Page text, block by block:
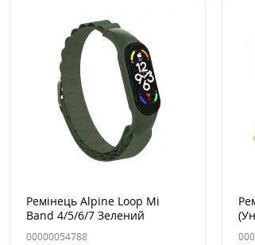
Ремінець Alpine Loop Mi
Band 4/5/6/7 Зелений
00000054788